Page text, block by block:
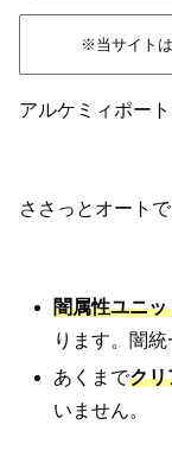
※当サイト
アルケミィポー
ささっとオート
闇属性ユニッ
ります。闇統
あくまでクリ
いません。